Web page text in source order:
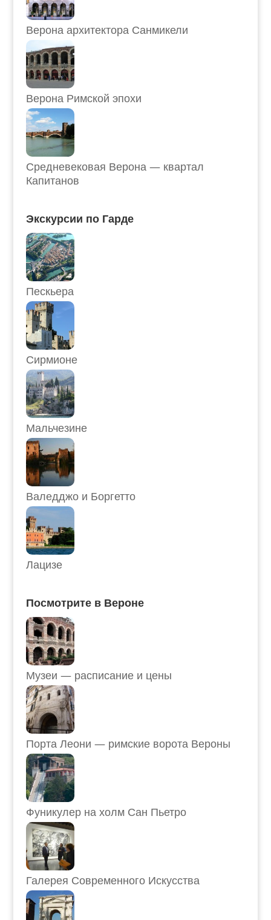
Верона архитектора Санмикели
Верона Римской эпохи
Средневековая Верона — квартал
Капитанов
Экскурсии по Гарде
Пескьера
Сирмионе
Мальчезине
Валедджо и Боргетто
Лацизе
Посмотрите в Вероне
Музеи — расписание и цены
Порта Леони — римские ворота Вероны
Фуникулер на холм Сан Пьетро
Галерея Современного Искусства